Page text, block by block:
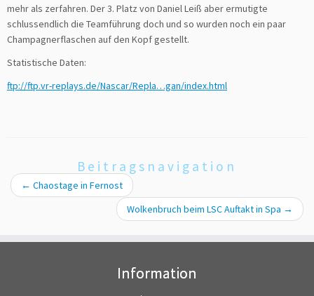
mehr als zerfahren. Der 3. Platz von Daniel Leiß aber ermutigte
schlussendlich die Teamführung doch und so wurden noch ein paar
Champagnerflaschen auf den Kopf gestellt.
Statistische Daten:
ftp://ftp.vr-replays.de/Nascar/Repla…gan/index.html
Beitragsnavigation
← Chaostage in Fernost
Wolkenbruch beim LSC Auftakt in Spa →
Information